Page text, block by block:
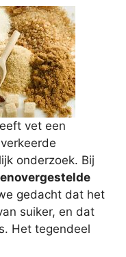
vet een
onderzoek. Bij
gedacht dat het
suiker, en dat
Het tegendeel